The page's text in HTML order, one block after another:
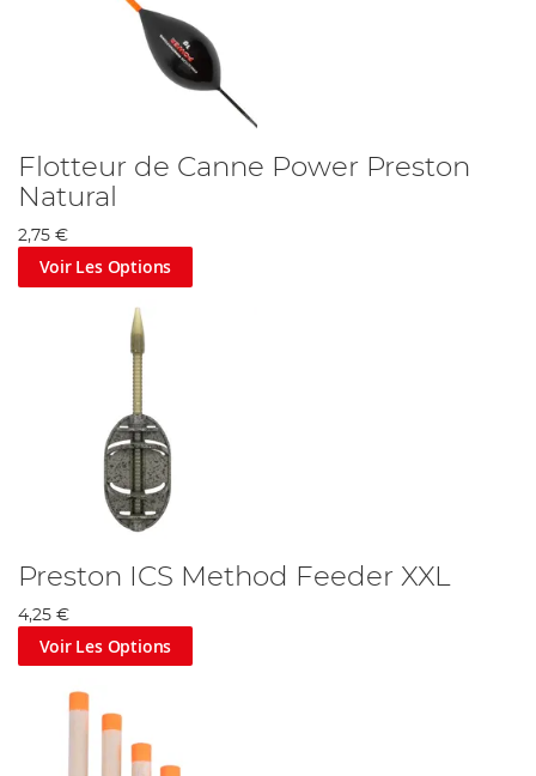
Flotteur de Canne Power Preston
Natural
2,75 €
Voir Les Options
Preston ICS Method Feeder XXL
4,25 €
Voir Les Options